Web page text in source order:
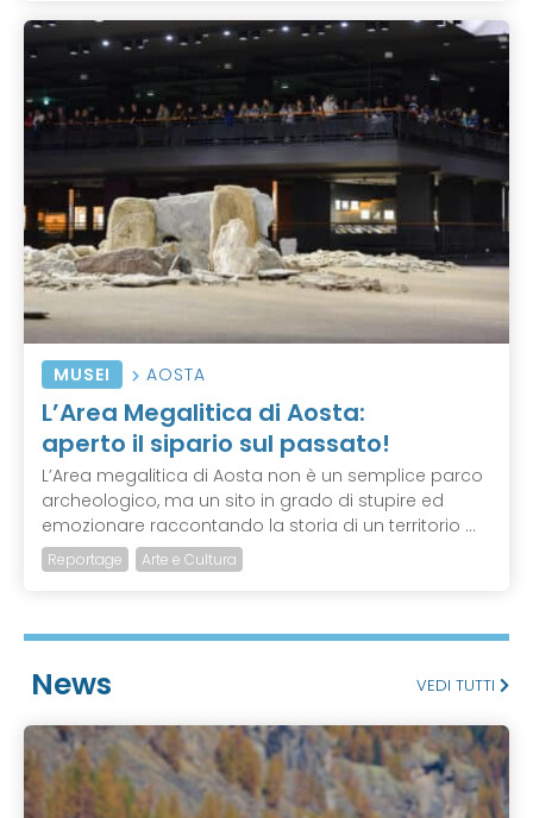
MUSEI AOSTA
L’Area Megalitica di Aosta:
aperto il sipario sul passato!
L’Area megalitica di Aosta non è un semplice parco
archeologico, ma un sito in grado di stupire ed
emozionare raccontando la storia di un territorio ...
Reportage Arte e Cultura
News VEDI TUTTI